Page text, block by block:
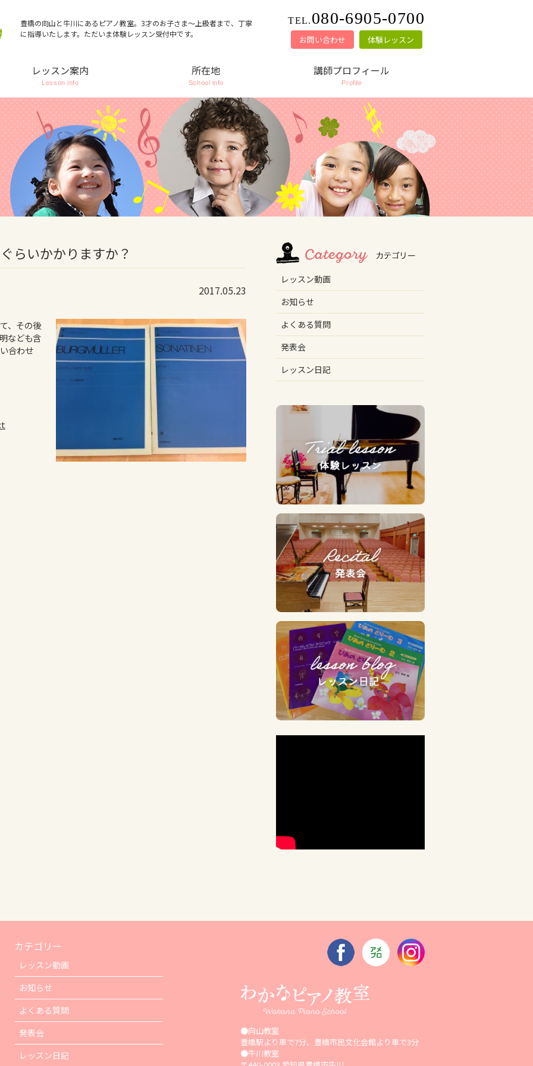
豊橋の向山と牛川にあるピアノ教室。3才のお子さま～上級者まで、丁寧
に指導いたします。ただいま体験レッスン受付中です。
TEL. 080-6905-0700
お問い合わせ 体験レッスン
レッスン案内
Lesson info
所在地
School info
講師プロフィール
Profile
らいかかりますか？
2017.05.23
、その後
なども含
合わせ
レッスン動画
お知らせ
よくある質問
発表会
レッスン日記
カテゴリー
レッスン動画
お知らせ
よくある質問
発表会
レッスン日記
●向山教室
豊橋駅より車で7分、豊橋市民文化会館より車で3分
●牛川教室